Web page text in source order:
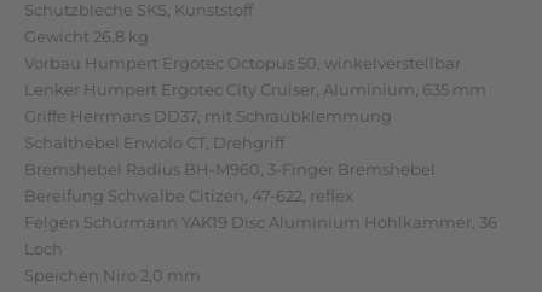
Schutzbleche SKS, Kunststoff
Gewicht 26,8 kg
Vorbau Humpert Ergotec Octopus 50, winkelverstellbar
Lenker Humpert Ergotec City Cruiser, Aluminium, 635 mm
Griffe Herrmans DD37, mit Schraubklemmung
Schalthebel Enviolo CT, Drehgriff
Bremshebel Radius BH-M960, 3-Finger Bremshebel
Bereifung Schwalbe Citizen, 47-622, reflex
Felgen Schürmann YAK19 Disc Aluminium Hohlkammer, 36
Loch
Speichen Niro 2,0 mm